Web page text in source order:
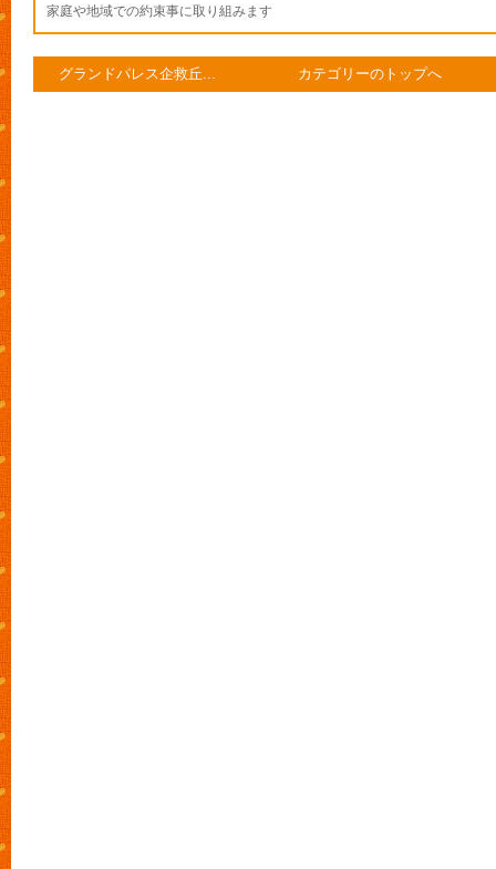
家庭や地域での約束事に取り組みます
グランドパレス企救丘... カテゴリーのトップへ